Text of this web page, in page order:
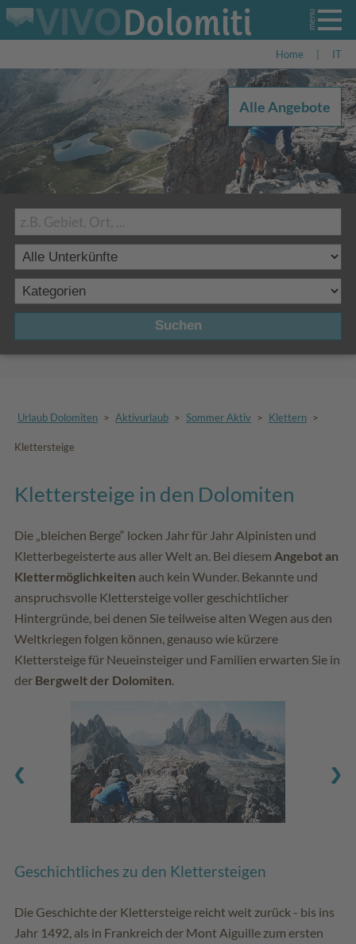
Home IT
Suchen
Alle Angebote
Urlaub Dolomiten > Aktivurlaub > Sommer Aktiv > Klettern >
Klettersteige
Klettersteige in den Dolomiten
Die „bleichen Berge“ locken Jahr für Jahr Alpinisten und
Kletterbegeisterte aus aller Welt an. Bei diesem Angebot an
Klettermöglichkeiten auch kein Wunder. Bekannte und
anspruchsvolle Klettersteige voller geschichtlicher
Hintergründe, bei denen Sie teilweise alten Wegen aus den
Weltkriegen folgen können, genauso wie kürzere
Klettersteige für Neueinsteiger und Familien erwarten Sie in
der Bergwelt der Dolomiten
Geschichtliches zu den Klettersteigen
Die Geschichte der Klettersteige reicht weit zurück - bis ins
Jahr 1492, als in Frankreich der Mont Aiguille zum ersten